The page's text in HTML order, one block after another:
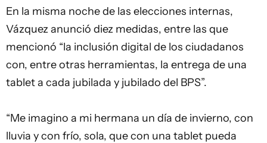
En la misma noche de las elecciones internas,
Vázquez anunció diez medidas, entre las que
mencionó “la inclusión digital de los ciudadanos
con, entre otras herramientas, la entrega de una
tablet a cada jubilada y jubilado del BPS”.
“Me imagino a mi hermana un día de invierno, con
lluvia y con frío, sola, que con una tablet pueda